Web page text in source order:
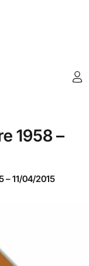
1958 –
–11/04/2015